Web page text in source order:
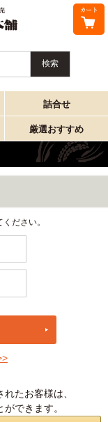
詰合せ
厳選おすすめ
ださい。
たお客様は、
できます。